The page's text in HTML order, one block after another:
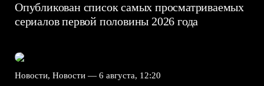
Опубликован список самых просматриваемых
сериалов первой половины 2026 года
Новости, Новости — 6 августа, 12:20